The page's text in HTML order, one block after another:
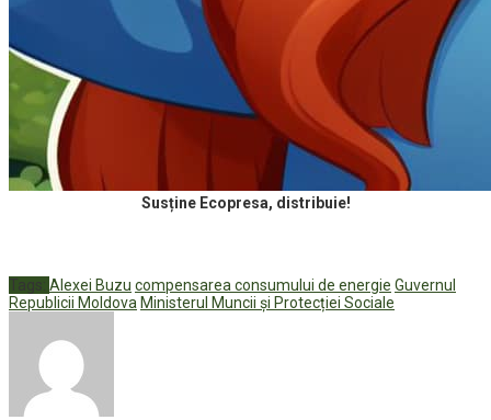
Susține Ecopresa, distribuie!
Tags: Alexei Buzu compensarea consumului de energie Guvernul
Republicii Moldova Ministerul Muncii și Protecției Sociale